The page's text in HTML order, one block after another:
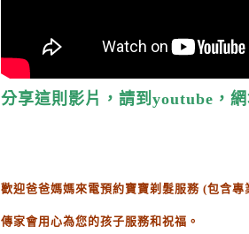
分享這則影片，請到youtube，
歡迎爸爸媽媽來電預約寶寶剃髮服務 (包含專
傳家會用心為您的孩子服務和祝福。